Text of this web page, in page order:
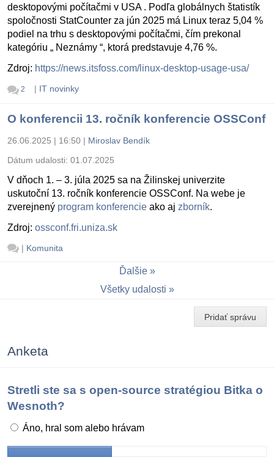
desktopovými počítačmi v USA . Podľa globálnych štatistík
spoločnosti StatCounter za jún 2025 má Linux teraz 5,04 %
podiel na trhu s desktopovými počítačmi, čím prekonal
kategóriu „ Neznámy “, ktorá predstavuje 4,76 %.
Zdroj: https://news.itsfoss.com/linux-desktop-usage-usa/
2 | IT novinky
O konferencii 13. ročník konferencie OSSConf
26.06.2025 | 16:50 | Miroslav Bendík
Dátum udalosti: 01.07.2025
V dňoch 1. – 3. júla 2025 sa na Žilinskej univerzite
uskutoční 13. ročník konferencie OSSConf. Na webe je
zverejnený program konferencie ako aj zborník.
Zdroj: ossconf.fri.uniza.sk
| Komunita
Ďalšie
Všetky udalosti
Pridať správu
Anketa
Stretli ste sa s open-source stratégiou Bitka o
Wesnoth?
Áno, hral som alebo hrávam